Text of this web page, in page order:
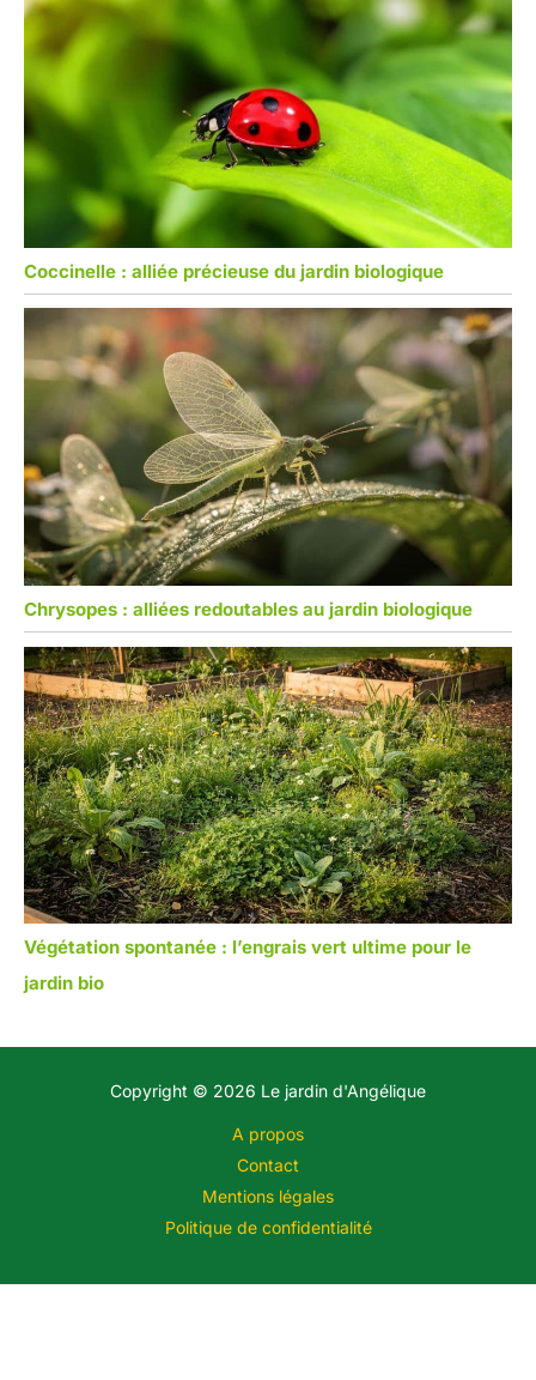
Coccinelle : alliée précieuse du jardin biologique
Chrysopes : alliées redoutables au jardin biologique
Végétation spontanée : l’engrais vert ultime pour le
jardin bio
Copyright © 2026 Le jardin d'Angélique
A propos
Contact
Mentions légales
Politique de confidentialité